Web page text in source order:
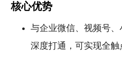
核心优势
与企业微信、视频号
深度打通，可实现全触